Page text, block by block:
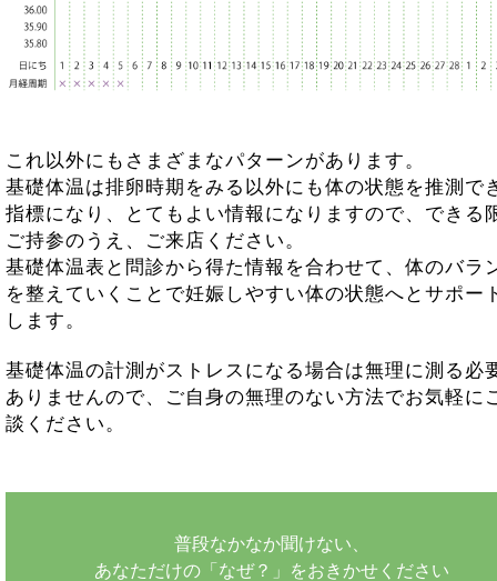
これ以外にもさまざまなパターンがあります。
基礎体温は排卵時期をみる以外にも体の状態を推測で
指標になり、とてもよい情報になりますので、できる
ご持参のうえ、ご来店ください。
基礎体温表と問診から得た情報を合わせて、体のバラ
を整えていくことで妊娠しやすい体の状態へとサポー
します。
基礎体温の計測がストレスになる場合は無理に測る必
ありませんので、ご自身の無理のない方法でお気軽に
談ください。
普段なかなか聞けない、
あなただけの「なぜ？」をおきかせください